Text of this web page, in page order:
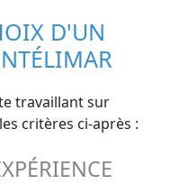
D'UN
travaillant sur
critères ci-après :